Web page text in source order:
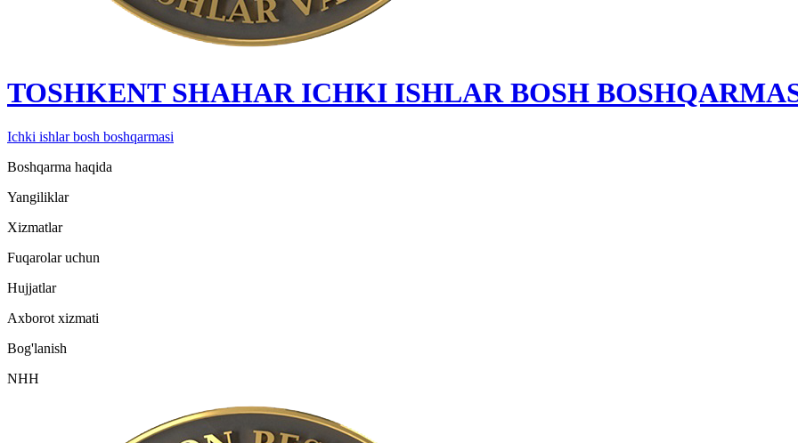
TOSHKENT SHAHAR IСHKI ISHLAR BOSH
Ichki ishlar bosh boshqarmasi
Boshqarma haqida
Yangiliklar
Xizmatlar
Fuqarolar uchun
Hujjatlar
Axborot xizmati
Bog'lanish
NHH